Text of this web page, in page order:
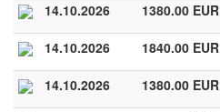
14.10.2026 1380.00 EUR
14.10.2026 1840.00 EUR
14.10.2026 1380.00 EUR